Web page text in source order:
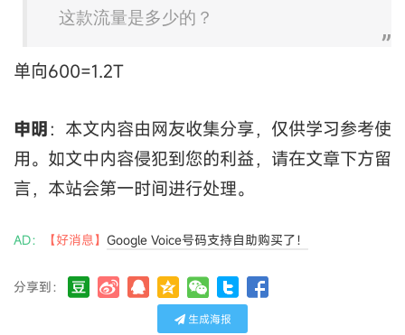
这款流量是多少的？
单向600=1.2T
申明：本文内容由网友收集分享，仅供学习参考使
用。如文中内容侵犯到您的利益，请在文章下方留
言，本站会第一时间进行处理。
AD： 【好消息】 Google Voice号码支持自助购买了！
分享到：
生成海报